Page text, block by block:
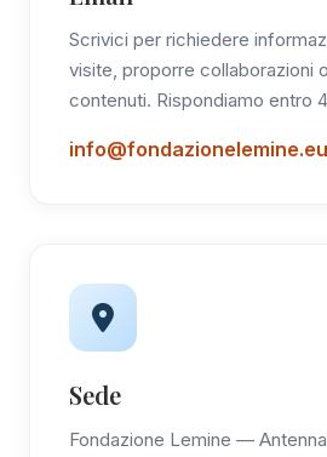
Scrivici per richiedere
visite, proporre collaborazioni
contenuti. Rispondiamo entro
info@fondazionelemine.eu
Sede
Fondazione Lemine —